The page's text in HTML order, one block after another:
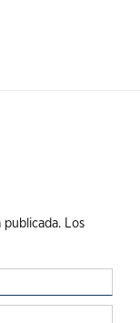
publicada.
Los